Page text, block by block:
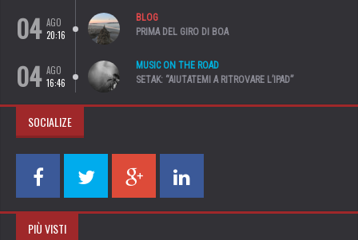
04 AGO
20:16
BLOG
PRIMA DEL GIRO DI BOA
04 AGO
16:46
MUSIC ON THE ROAD
SETAK: “AIUTATEMI A RITROVARE L’IPAD”
SOCIALIZE
PIÙ VISTI